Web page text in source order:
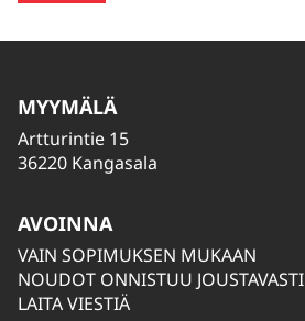
MYYMÄLÄ
Artturintie 15
36220 Kangasala
AVOINNA
VAIN SOPIMUKSEN MUKAAN
NOUDOT ONNISTUU JOUSTAVASTI
LAITA VIESTIÄ